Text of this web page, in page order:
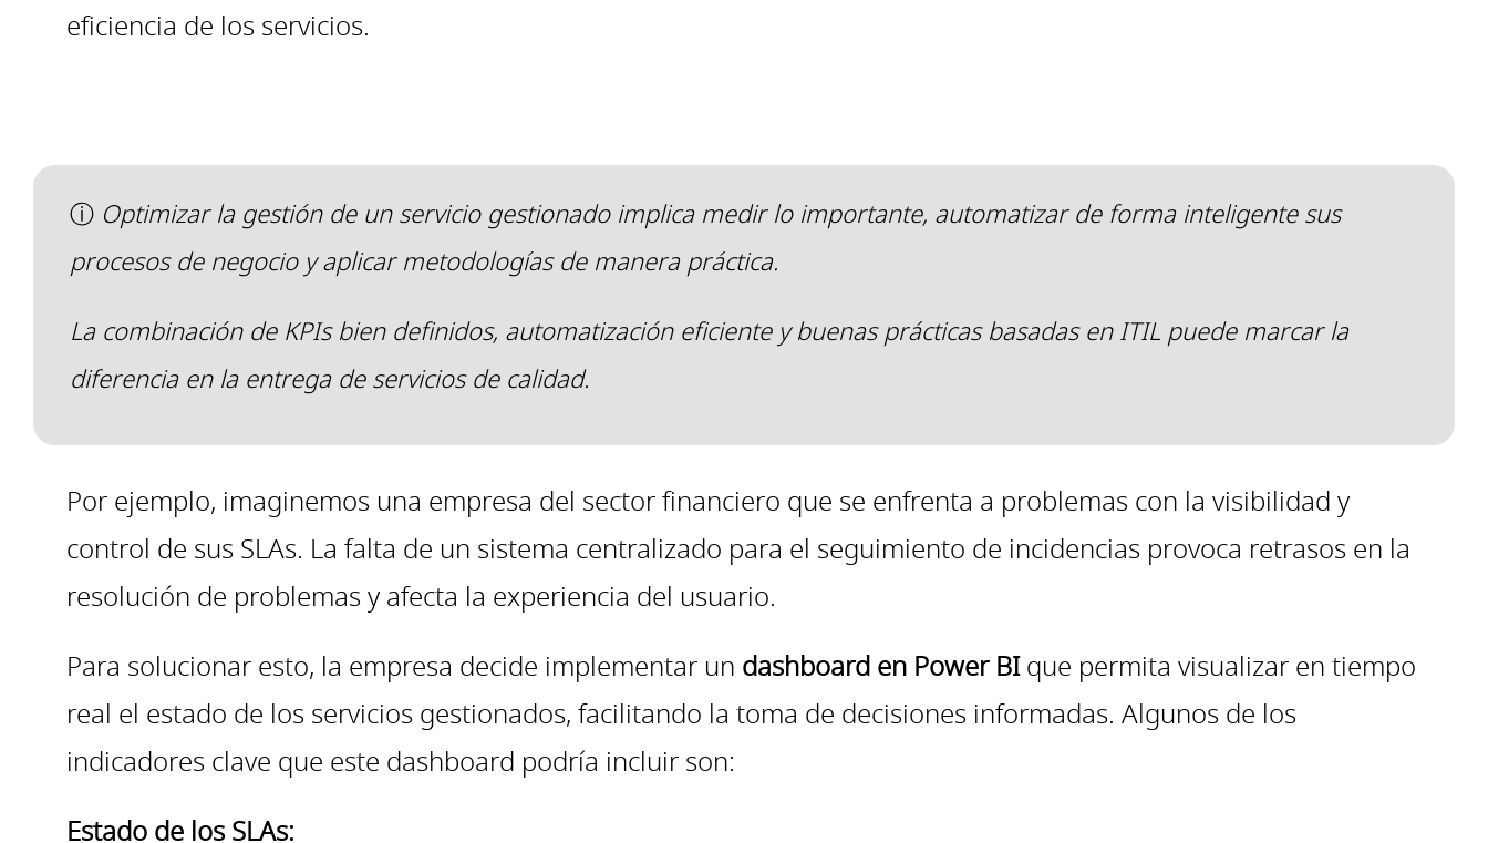
eficiencia de los servicios.
ⓘ Optimizar la gestión de un servicio gestionado implica medir lo importante, automatizar de forma inteligente sus
procesos de negocio y aplicar metodologías de manera práctica.
La combinación de KPIs bien definidos, automatización eficiente y buenas prácticas basadas en ITIL puede marcar la
diferencia en la entrega de servicios de calidad.
Por ejemplo, imaginemos una empresa del sector financiero que se enfrenta a problemas con la visibilidad y
control de sus SLAs. La falta de un sistema centralizado para el seguimiento de incidencias provoca retrasos en la
resolución de problemas y afecta la experiencia del usuario.
Para solucionar esto, la empresa decide implementar un dashboard en Power BIque permita visualizar en tiempo
real el estado de los servicios gestionados, facilitando la toma de decisiones informadas. Algunos de los
indicadores clave que este dashboard podría incluir son:
Estado de los SLAs: